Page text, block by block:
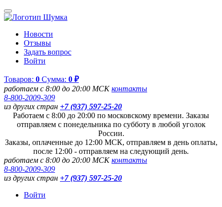
Новости
Отзывы
Задать вопрос
Войти
Товаров: 0 Сумма: 0 ₽
работаем с 8:00 до 20:00 МСКконтакты
8-800-2009-309
из других стран +7 (937) 597-25-20
Работаем с 8:00 до 20:00 по московскому времени. Заказы
отправляем с понедельника по субботу в любой уголок
России.
Заказы, оплаченные до 12:00 МСК, отправляем в день оплаты,
после 12:00 - отправляем на следующий день.
работаем с 8:00 до 20:00 МСКконтакты
8-800-2009-309
из других стран +7 (937) 597-25-20
Войти